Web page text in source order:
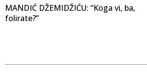
MANDIĆ DŽEMIDŽIĆU: “Koga vi, ba,
folirate?”